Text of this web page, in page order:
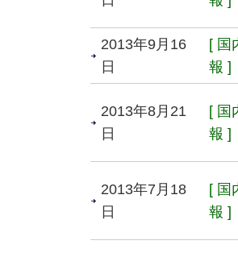
2013年9月16
日
[ 国
報 ]
2013年8月21
日
[ 国
報 ]
2013年7月18
日
[ 国
報 ]